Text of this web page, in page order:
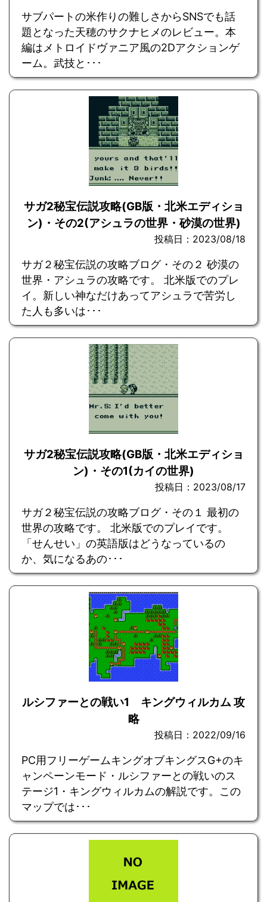
サブパートの米作りの難しさからSNSでも話
題となった天穂のサクナヒメのレビュー。本
編はメトロイドヴァニア風の2Dアクションゲ
ーム。武技と･･･
サガ2秘宝伝説攻略(GB版・北米エディショ
ン)・その2(アシュラの世界・砂漠の世界)
投稿日：2023/08/18
サガ２秘宝伝説の攻略ブログ・その２ 砂漠の
世界・アシュラの攻略です。 北米版でのプレ
イ。新しい神なだけあってアシュラで苦労し
た人も多いは･･･
サガ2秘宝伝説攻略(GB版・北米エディショ
ン)・その1(カイの世界)
投稿日：2023/08/17
サガ２秘宝伝説の攻略ブログ・その１ 最初の
世界の攻略です。 北米版でのプレイです。
「せんせい」の英語版はどうなっているの
か、気になるあの･･･
ルシファーとの戦い1 キングウィルカム 攻
略
投稿日：2022/09/16
PC用フリーゲームキングオブキングスG+のキ
ャンペーンモード・ルシファーとの戦いのス
テージ1・キングウィルカムの解説です。この
マップでは･･･